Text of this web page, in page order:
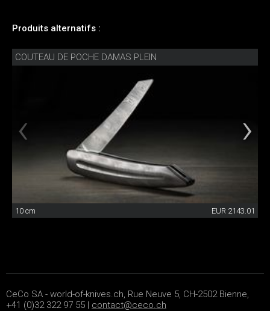
Produits alternatifs :
COUTEAU DE POCHE DAMAS PLEIN
10 cm EUR 2143.01
CeCo SA - world-of-knives.ch, Rue Neuve 5, CH-2502 Bienne,
+41 (0)32 322 97 55 | contact@ceco.ch